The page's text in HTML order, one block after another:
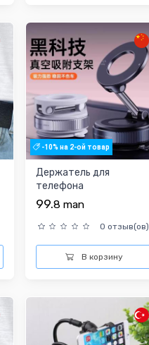
-10% на 2-ой товар
Держатель для
телефона
99.8 man
0 отзыв(ов)
В корзину